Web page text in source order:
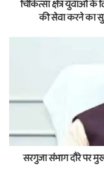
चिकित्सा क्षेत्र युवाओं
की सेवा करने का
सरगुजा संभाग दौरे पर